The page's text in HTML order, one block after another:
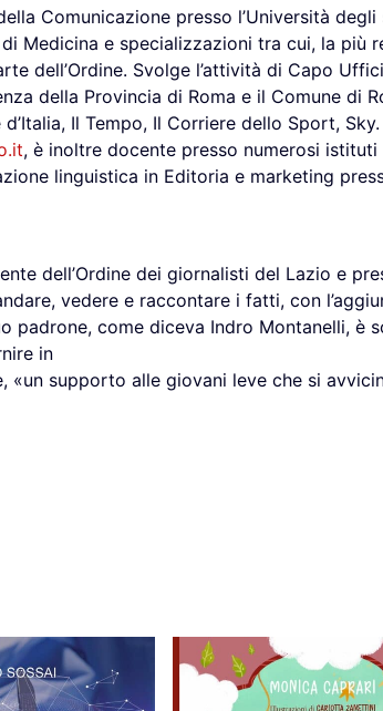
Comunicazione presso l’Università
Medicina e specializzazioni tra cui, la più
dell’Ordine. Svolge l’attività di Capo
della Provincia di Roma e il Comune di
Il Tempo, Il Corriere dello Sport,
, è inoltre docente presso numerosi
linguistica in Editoria e marketing
dell’Ordine dei giornalisti del Lazio e
vedere e raccontare i fatti, con
padrone, come diceva Indro Montanelli, è
in
«un supporto alle giovani leve che si